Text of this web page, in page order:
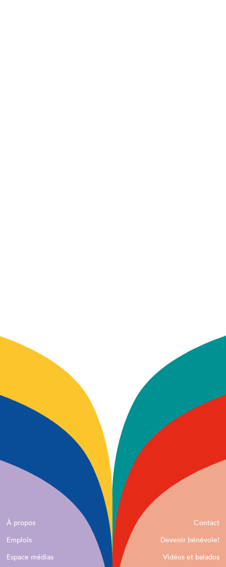
À propos
Contact
Emplois
Devenir bénévole!
Espace médias
Vidéos et balados